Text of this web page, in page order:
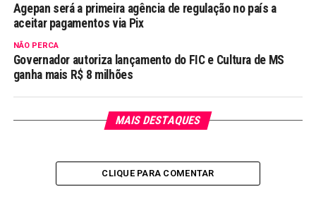
Agepan será a primeira agência de regulação no país a
aceitar pagamentos via Pix
NÃO PERCA
Governador autoriza lançamento do FIC e Cultura de MS
ganha mais R$ 8 milhões
MAIS DESTAQUES
CLIQUE PARA COMENTAR